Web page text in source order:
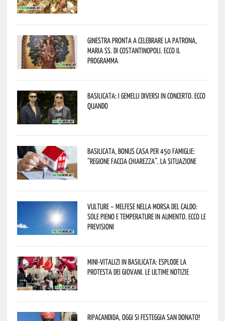
Ginestra pronta a celebrare la Patrona,
Maria SS. di Costantinopoli. Ecco il
programma
Basilicata: i Gemelli DiVersi in concerto. Ecco
quando
Basilicata, Bonus casa per 450 famiglie:
“Regione faccia chiarezza”. La situazione
Vulture – melfese nella morsa del caldo:
sole pieno e temperature in aumento. Ecco le
previsioni
Mini-vitalizi in Basilicata: esplode la
protesta dei giovani. Le ultime notizie
Ripacandida, oggi si festeggia San Donato!